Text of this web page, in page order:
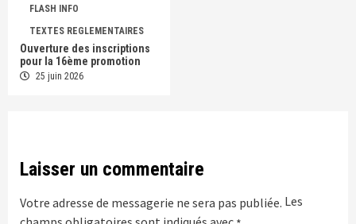
FLASH INFO
TEXTES REGLEMENTAIRES
Ouverture des inscriptions
pour la 16ème promotion
25 juin 2026
Laisser un commentaire
Votre adresse de messagerie ne sera pas publiée. Les